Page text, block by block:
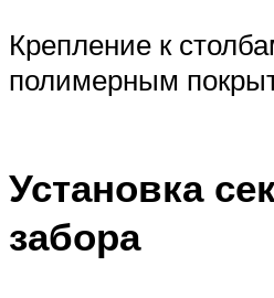
Крепление к
полимерным
Установка
забора